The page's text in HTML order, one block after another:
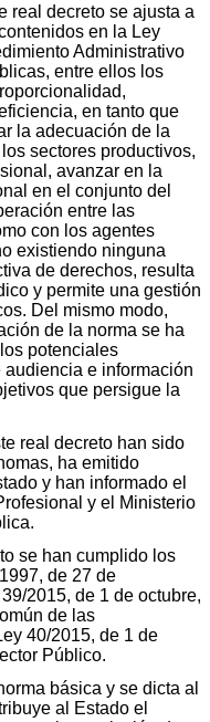
real decreto se ajusta a
en la Ley
Administrativo
entre ellos los
en tanto que
la adecuación de la
sectores productivos,
avanzar en la
en el conjunto del
entre las
con los agentes
existiendo ninguna
de derechos, resulta
y permite una gestión
Del mismo modo,
de la norma se ha
potenciales
e información
que persigue la
real decreto han sido
ha emitido
y han informado el
y el Ministerio
se han cumplido los
de 27 de
2015, de 1 de octubre,
de las
40/2015, de 1 de
Público.
básica y se dicta al
al Estado el